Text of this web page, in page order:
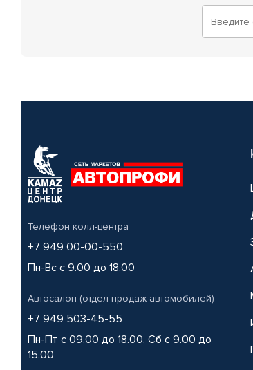
Телефон колл-центра
+7 949 00-00-550
Пн-Вс с 9.00 до 18.00
Автосалон (отдел продаж автомобилей)
+7 949 503-45-55
Пн-Пт с 09.00 до 18.00, Сб с 9.00 до
15.00